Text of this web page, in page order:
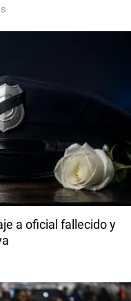
a oficial fallecido y